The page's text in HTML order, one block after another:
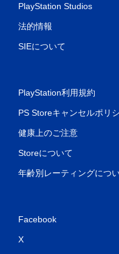
PlayStation Studios
法的情報
SIEについて
PlayStation利用規約
PS Storeキャンセルポリ
健康上のご注意
Storeについて
年齢別レーティングにつ
Facebook
X